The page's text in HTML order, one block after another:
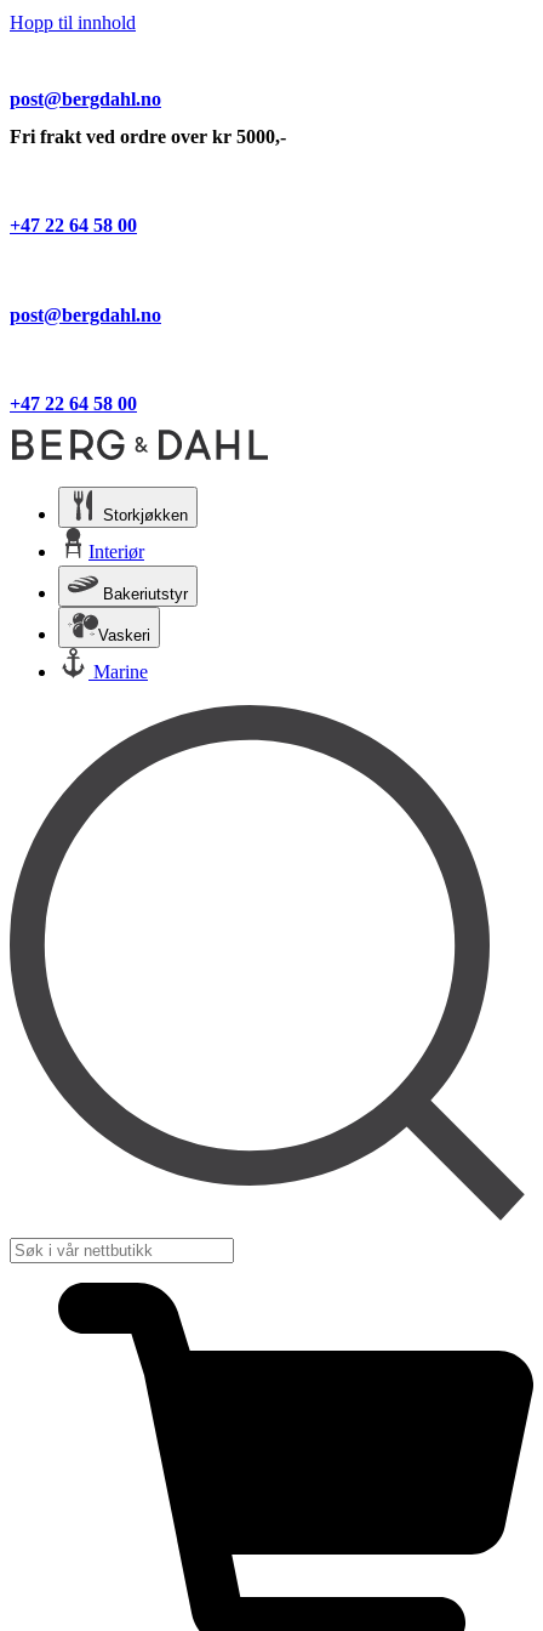
Hopp til innhold
post@bergdahl.no
Fri frakt ved ordre over kr 5000,-
+47 22 64 58 00
post@bergdahl.no
+47 22 64 58 00
Storkjøkken
Interiør
Bakeriutstyr
Vaskeri
Marine